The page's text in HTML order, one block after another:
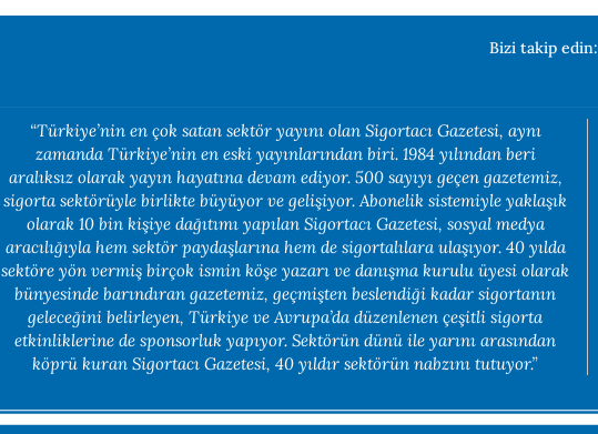
Bizi takip edin:
“Türkiye’nin en çok satan sektör yayını olan Sigortacı Gazetesi, aynı
zamanda Türkiye’nin en eski yayınlarından biri. 1984 yılından beri
aralıksız olarak yayın hayatına devam ediyor. 500 sayıyı geçen gazetemiz,
sigorta sektörüyle birlikte büyüyor ve gelişiyor. Abonelik sistemiyle yaklaşık
olarak 10 bin kişiye dağıtımı yapılan Sigortacı Gazetesi, sosyal medya
aracılığıyla hem sektör paydaşlarına hem de sigortalılara ulaşıyor. 40 yılda
sektöre yön vermiş birçok ismin köşe yazarı ve danışma kurulu üyesi olarak
bünyesinde barındıran gazetemiz, geçmişten beslendiği kadar sigortanın
geleceğini belirleyen, Türkiye ve Avrupa’da düzenlenen çeşitli sigorta
etkinliklerine de sponsorluk yapıyor. Sektörün dünü ile yarını arasından
köprü kuran Sigortacı Gazetesi, 40 yıldır sektörün nabzını tutuyor.”